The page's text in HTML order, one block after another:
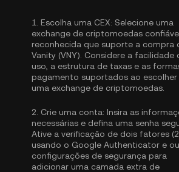
1. Escolha uma CEX: Selecione uma
exchange de criptomoedas
reconhecida que suporte a compra
Vanity (VNY). Considere a facilidade
uso, a estrutura de taxas e as
pagamento suportados ao escolher
uma exchange de criptomoedas.
2. Crie uma conta: Insira as
necessárias e defina uma senha
Ative a verificação de dois fatores
usando o Google Authenticator e
configurações de segurança para
adicionar uma camada extra de